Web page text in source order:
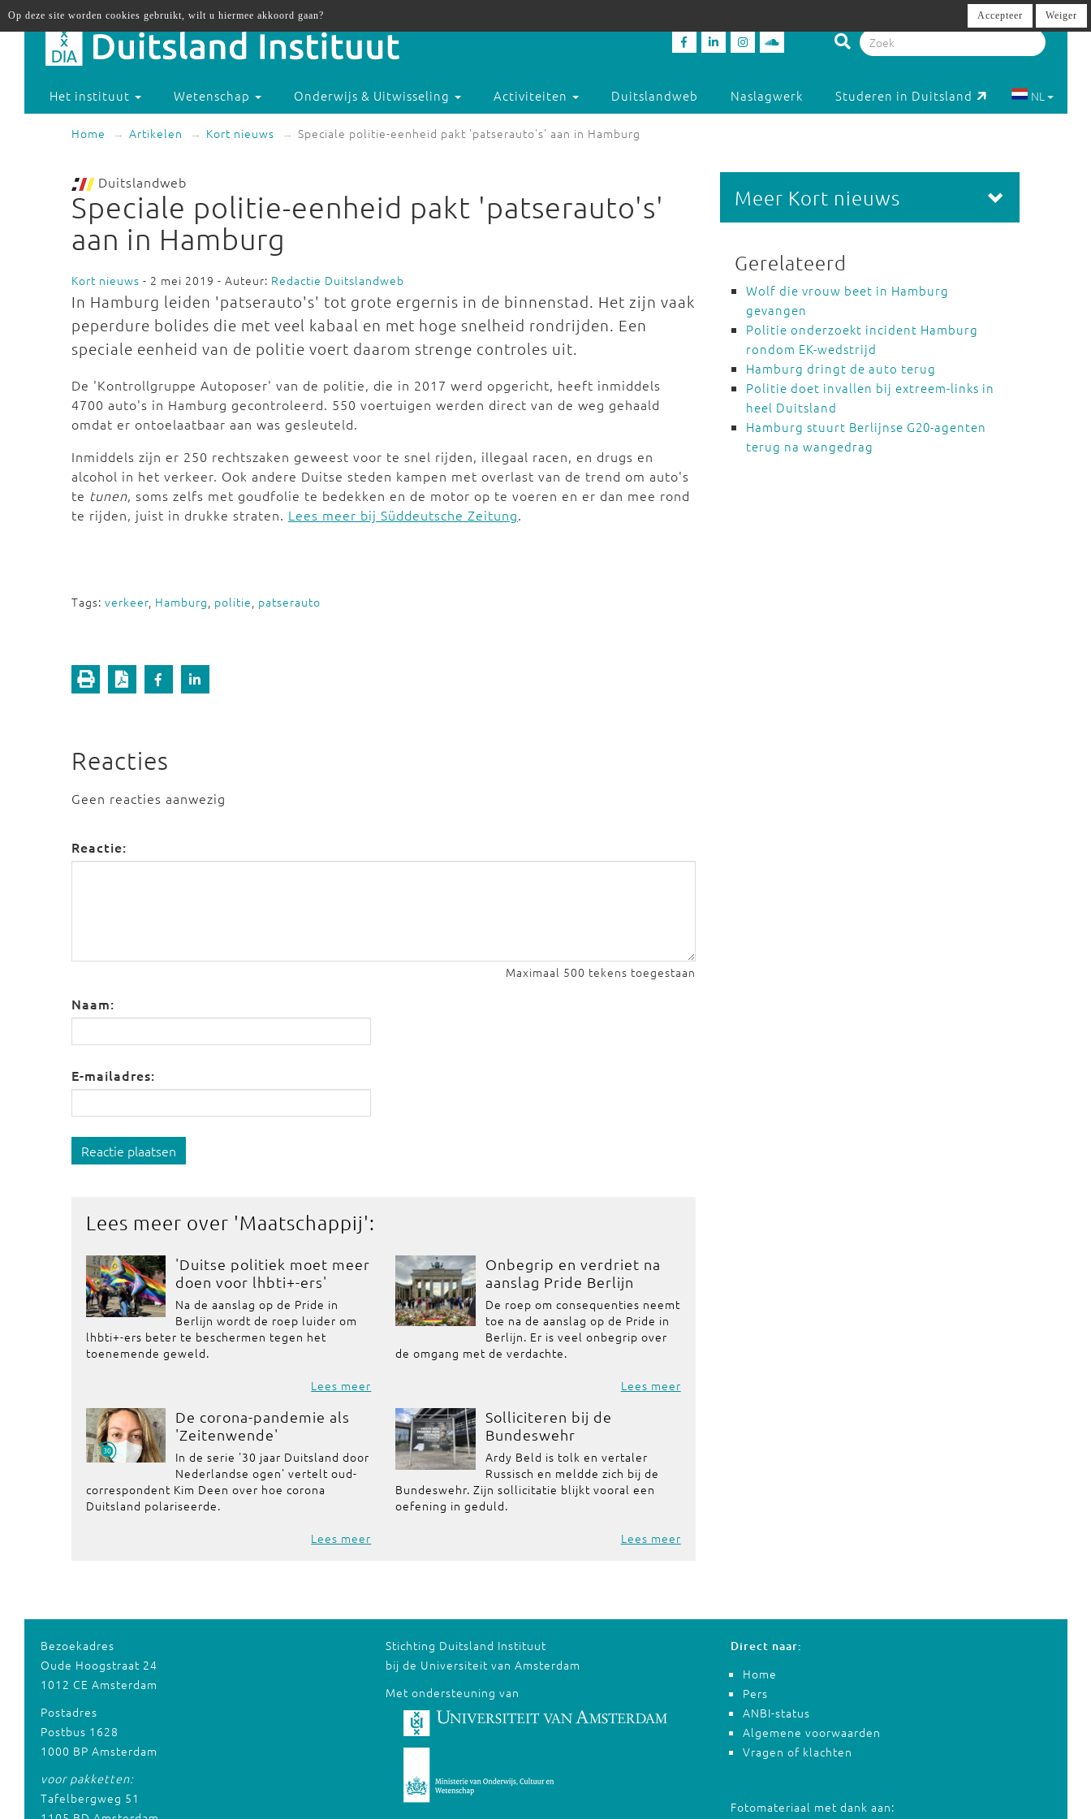
Het instituut Wetenschap Onderwijs & Uitwisseling Activiteiten Duitslandweb Naslagwerk Studeren in Duitsland NL
Home Artikelen Kort nieuws Speciale politie-eenheid pakt 'patserauto's' aan in Hamburg
Duitslandweb
Speciale politie-eenheid pakt 'patserauto's'
aan in Hamburg
Kort nieuws - 2 mei 2019 - Auteur: Redactie Duitslandweb
In Hamburg leiden 'patserauto's' tot grote ergernis in de binnenstad. Het zijn vaak
peperdure bolides die met veel kabaal en met hoge snelheid rondrijden. Een
speciale eenheid van de politie voert daarom strenge controles uit.
De 'Kontrollgruppe Autoposer' van de politie, die in 2017 werd opgericht, heeft inmiddels
4700 auto's in Hamburg gecontroleerd. 550 voertuigen werden direct van de weg gehaald
omdat er ontoelaatbaar aan was gesleuteld.
Inmiddels zijn er 250 rechtszaken geweest voor te snel rijden, illegaal racen, en drugs en
alcohol in het verkeer. Ook andere Duitse steden kampen met overlast van de trend om auto's
te tunen, soms zelfs met goudfolie te bedekken en de motor op te voeren en er dan mee rond
te rijden, juist in drukke straten. Lees meer bij Süddeutsche Zeitung.
Tags: verkeer, Hamburg, politie, patserauto
Reacties
Geen reacties aanwezig
Reactie:
Maximaal 500 tekens toegestaan
Naam:
E-mailadres:
Reactie plaatsen
Lees meer over 'Maatschappij':
'Duitse politiek moet meer
doen voor lhbti+-ers'
Na de aanslag op de Pride in
Berlijn wordt de roep luider om
lhbti+-ers beter te beschermen tegen het
toenemende geweld.
Lees meer
Onbegrip en verdriet na
aanslag Pride Berlijn
De roep om consequenties neemt
toe na de aanslag op de Pride in
Berlijn. Er is veel onbegrip over
de omgang met de verdachte.
Lees meer
De corona-pandemie als
'Zeitenwende'
In de serie '30 jaar Duitsland door
Nederlandse ogen' vertelt oud-
correspondent Kim Deen over hoe corona
Duitsland polariseerde.
Lees meer
Solliciteren bij de
Bundeswehr
Ardy Beld is tolk en vertaler
Russisch en meldde zich bij de
Bundeswehr. Zijn sollicitatie blijkt vooral een
oefening in geduld.
Lees meer
Meer Kort nieuws
Gerelateerd
Wolf die vrouw beet in Hamburg
gevangen
Politie onderzoekt incident Hamburg
rondom EK-wedstrijd
Hamburg dringt de auto terug
Politie doet invallen bij extreem-links in
heel Duitsland
Hamburg stuurt Berlijnse G20-agenten
terug na wangedrag
Bezoekadres
Oude Hoogstraat 24
1012 CE Amsterdam
Postadres
Postbus 1628
1000 BP Amsterdam
voor pakketten:
Tafelbergweg 51
Stichting Duitsland Instituut
bij de Universiteit van Amsterdam
Met ondersteuning van
Direct naar:
Home
Pers
ANBI-status
Algemene voorwaarden
Vragen of klachten
Fotomateriaal met dank aan:
Op deze site worden cookies gebruikt, wilt u hiermee akkoord gaan? Accepteer Weiger